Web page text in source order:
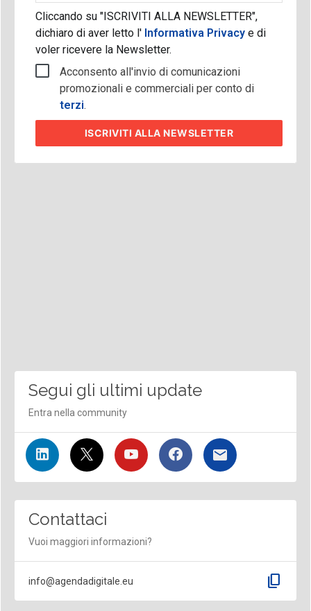
Cliccando su "ISCRIVITI ALLA NEWSLETTER",
dichiaro di aver letto l'Informativa Privacy e di
voler ricevere la Newsletter.
Acconsento all'invio di comunicazioni
promozionali e commerciali per conto di
terzi.
ISCRIVITI ALLA NEWSLETTER
Segui gli ultimi update
Entra nella community
Contattaci
Vuoi maggiori informazioni?
info@agendadigitale.eu content_copy